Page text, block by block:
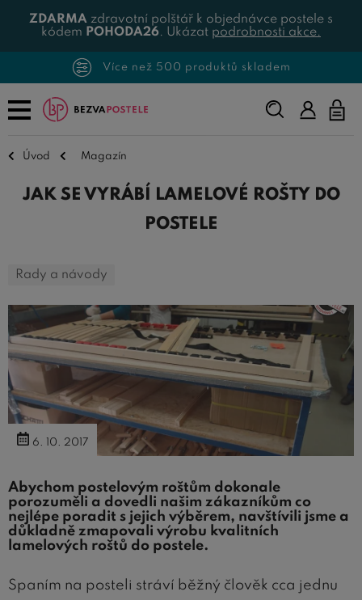
ZDARMA zdravotní polštář k objednávce postele s
kódem POHODA26. Ukázat podrobnosti akce.
Více než 500 produktů skladem
Napište,
co
Úvod Magazín
JAK SE VYRÁBÍ LAMELOVÉ ROŠTY DO
POSTELE
Rady a návody
6. 10. 2017
Abychom postelovým roštům dokonale
porozuměli a dovedli našim zákazníkům co
nejlépe poradit s jejich výběrem, navštívili jsme a
důkladně zmapovali výrobu kvalitních
lamelových roštů do postele.
Spaním na posteli stráví běžný člověk cca jednu